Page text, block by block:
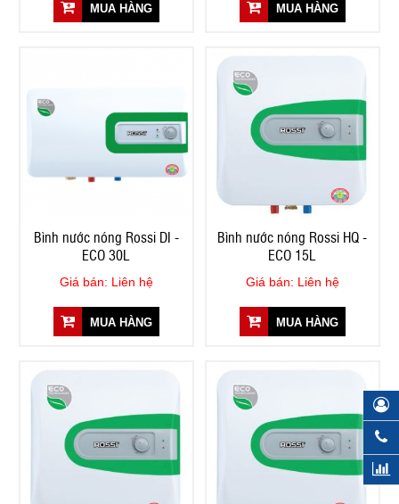
MUA HÀNG MUA HÀNG
Bình nước nóng Rossi DI -
ECO 30L
Giá bán: Liên hệ
MUA HÀNG
Bình nước nóng Rossi HQ -
ECO 15L
Giá bán: Liên hệ
MUA HÀNG